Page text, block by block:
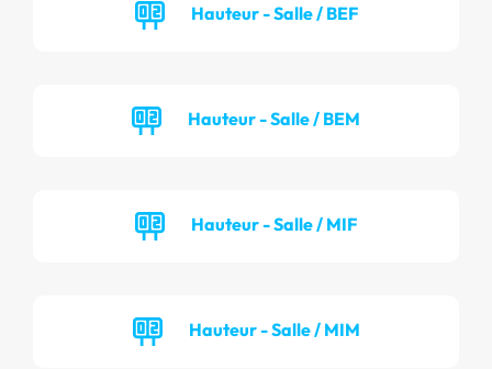
Hauteur - Salle / BEF
Hauteur - Salle / BEM
Hauteur - Salle / MIF
Hauteur - Salle / MIM